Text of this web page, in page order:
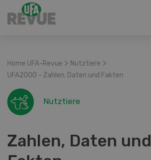
Home UFA-Revue > Nutztiere >
UFA2000 - Zahlen, Daten und Fakten
Nutztiere
Zahlen, Daten und